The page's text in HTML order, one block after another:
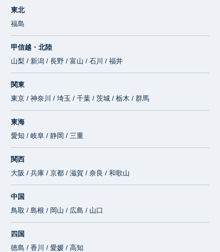
東北
福島
甲信越・北陸
山梨 / 新潟 / 長野 / 富山 / 石川 / 福井
関東
東京 / 神奈川 / 埼玉 / 千葉 / 茨城 / 栃木 / 群馬
東海
愛知 / 岐阜 / 静岡 / 三重
関西
大阪 / 兵庫 / 京都 / 滋賀 / 奈良 / 和歌山
中国
鳥取 / 島根 / 岡山 / 広島 / 山口
四国
徳島 / 香川 / 愛媛 / 高知